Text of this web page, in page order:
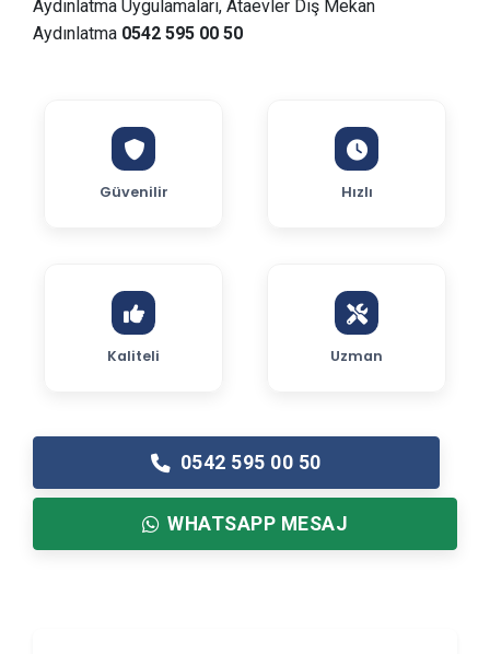
Aydınlatma Uygulamaları, Ataevler Dış Mekan
Aydınlatma 0542 595 00 50
Güvenilir Hızlı
Kaliteli Uzman
0542 595 00 50
WHATSAPP MESAJ